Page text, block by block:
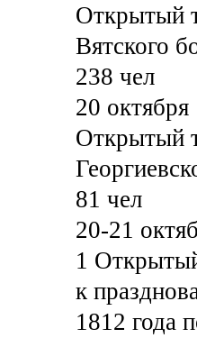
Открытый
Вятского
238 чел
20 октября
Открытый
81 чел
20-21
1
к
1812 года